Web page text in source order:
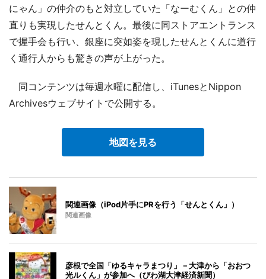
にゃん」の仲介のもと対立していた「なーむくん」との仲
直りも実現したせんとくん。最後に同ストアエントランス
で握手会も行い、銀座に突如姿を現したせんとくんに道行
く通行人からも驚きの声が上がった。
同コンテンツは毎週水曜に配信し、iTunesとNippon
Archivesウェブサイトで公開する。
地図を見る
関連画像（iPod片手にPRを行う「せんとくん」）
関連画像
彦根で全国「ゆるキャラまつり」－大津から「おおつ
光ルくん」が参加へ（びわ湖大津経済新聞）